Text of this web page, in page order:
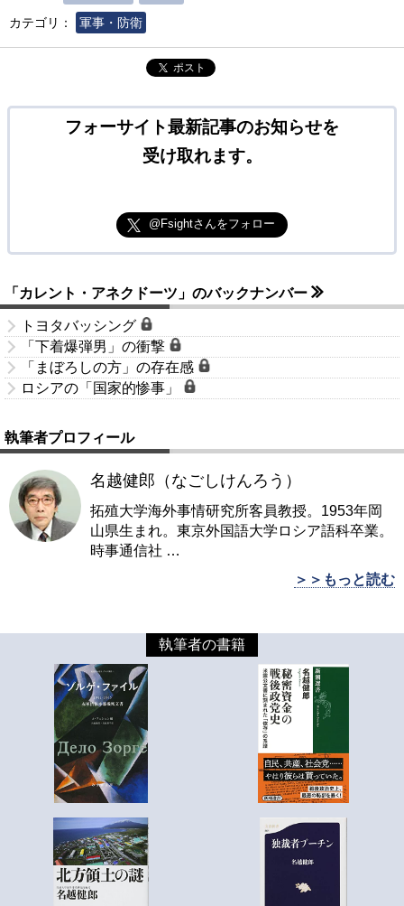
カテゴリ：
軍事・防衛
ポスト
フォーサイト最新記事のお知らせを
受け取れます。
@Fsightさんをフォロー
「カレント・アネクドーツ」のバックナンバー
トヨタバッシング
「下着爆弾男」の衝撃
「まぼろしの方」の存在感
ロシアの「国家的惨事」
執筆者プロフィール
名越健郎（なごしけんろう）
拓殖大学海外事情研究所客員教授。1953年岡
山県生まれ。東京外国語大学ロシア語科卒業。
時事通信社 …
＞＞もっと読む
執筆者の書籍